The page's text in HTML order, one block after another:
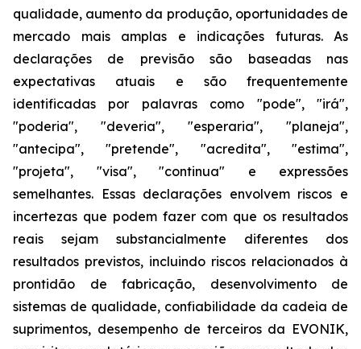
qualidade, aumento da produção, oportunidades de
mercado mais amplas e indicações futuras. As
declarações de previsão são baseadas nas
expectativas atuais e são frequentemente
identificadas por palavras como "pode", "irá",
"poderia", "deveria", "esperaria", "planeja",
"antecipa", "pretende", "acredita", "estima",
"projeta", "visa", "continua" e expressões
semelhantes. Essas declarações envolvem riscos e
incertezas que podem fazer com que os resultados
reais sejam substancialmente diferentes dos
resultados previstos, incluindo riscos relacionados à
prontidão de fabricação, desenvolvimento de
sistemas de qualidade, confiabilidade da cadeia de
suprimentos, desempenho de terceiros da EVONIK,